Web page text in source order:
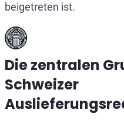
beigetreten ist.
Die zentralen
Schweizer